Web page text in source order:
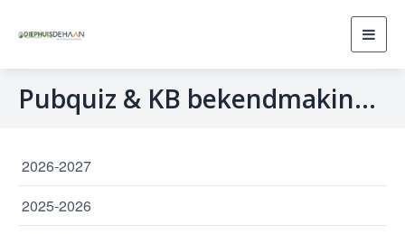
Pubquiz & KB bekendmakingsborrel
2026-2027
2025-2026